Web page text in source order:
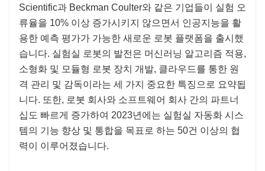
Scientific과 Beckman Coulter와 같은 기업들이 실험 오
류율을 10% 이상 증가시키지 않으면서 인공지능을 활
용한 예측 평가가 가능한 새로운 로봇 플랫폼을 출시했
습니다. 실험실 로봇의 발전은 머신러닝 알고리즘 적용,
소형화 및 모듈형 로봇 장치 개발, 클라우드를 통한 원
격 관리 및 감독이라는 세 가지 중요한 특징으로 요약됩
니다. 또한, 로봇 회사와 소프트웨어 회사 간의 파트너
십도 빠르게 증가하여 2023년에는 실험실 자동화 시스
템의 기능 향상 및 통합을 목표로 하는 50건 이상의 협
력이 이루어졌습니다.